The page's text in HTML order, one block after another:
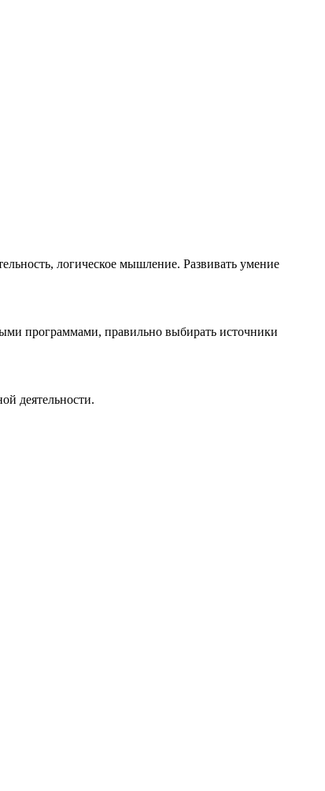
логическое мышление. Развивать умение
программами, правильно выбирать источники
деятельности.